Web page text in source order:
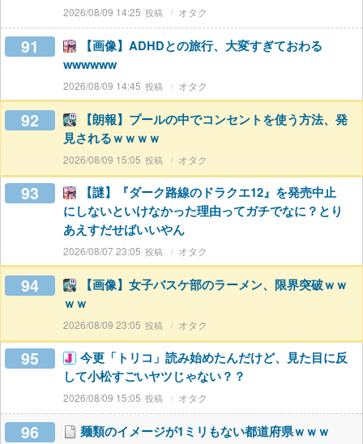
2026/08/09 14:25 オタク
91
【画像】ADHDとの旅行、大変すぎておわる
wwwwww
2026/08/09 14:45 オタク
92
【朗報】プールの中でコンセントを使う方法、発
見されるｗｗｗｗ
2026/08/09 15:05 オタク
93
【謎】『ダーク路線のドラクエ12』を発売中止
にしないといけなかった理由ってガチでなに？とり
あえすだせばいいやん
2026/08/07 23:05 オタク
94
【画像】女子バスケ部のラーメン、限界突破ｗｗ
ｗｗ
2026/08/09 23:05 オタク
95
今更「トリコ」読み始めたんだけど、見た目に反
して小松すごいヤツじゃない？？
2026/08/09 15:05 オタク
96 麺類のイメージが1ミリもない都道府県ｗｗｗ